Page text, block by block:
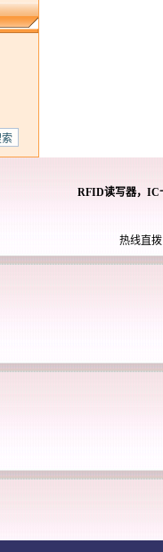
RFID读写器，IC
热线直拨